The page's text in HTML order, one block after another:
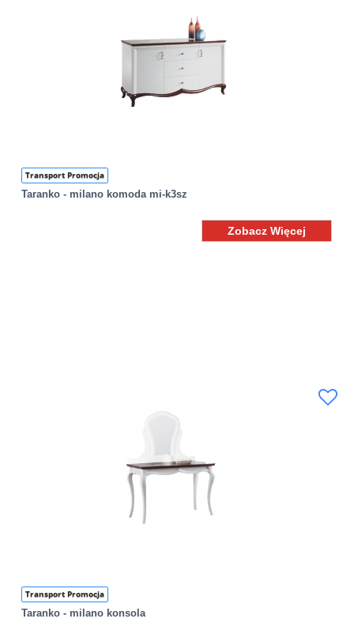
Transport Promocja
Taranko - milano komoda mi-k3sz
Zobacz Więcej
Transport Promocja
Taranko - milano konsola